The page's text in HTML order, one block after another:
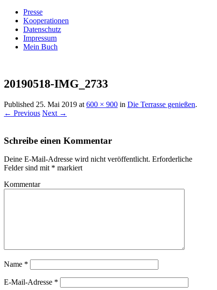
Presse
Kooperationen
Datenschutz
Impressum
Mein Buch
Villa König
20190518-IMG_2733
Published 25. Mai 2019 at 600 × 900 in Die Terrasse genießen.
← Previous Next →
Schreibe einen Kommentar
Deine E-Mail-Adresse wird nicht veröffentlicht. Erforderliche
Felder sind mit * markiert
Kommentar
Name *
E-Mail-Adresse *